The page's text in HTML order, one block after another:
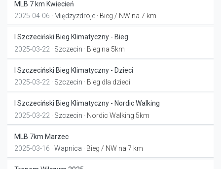
MLB 7 km Kwiecień
2025-04-06 · Międzyzdroje · Bieg / NW na 7 km
I Szczeciński Bieg Klimatyczny - Bieg
2025-03-22 · Szczecin · Bieg na 5km
I Szczeciński Bieg Klimatyczny - Dzieci
2025-03-22 · Szczecin · Bieg dla dzieci
I Szczeciński Bieg Klimatyczny - Nordic Walking
2025-03-22 · Szczecin · Nordic Walking 5km
MLB 7km Marzec
2025-03-16 · Wapnica · Bieg / NW na 7 km